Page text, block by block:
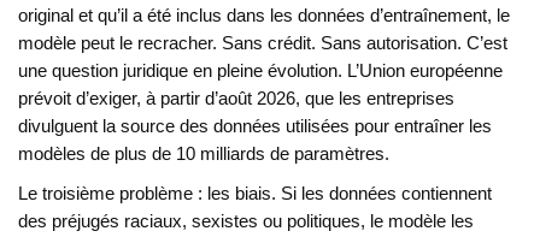
original et qu’il a été inclus dans les données d’entraînement, le
modèle peut le recracher. Sans crédit. Sans autorisation. C’est
une question juridique en pleine évolution. L’Union européenne
prévoit d’exiger, à partir d’août 2026, que les entreprises
divulguent la source des données utilisées pour entraîner les
modèles de plus de 10 milliards de paramètres.
Le troisième problème : les biais. Si les données contiennent
des préjugés raciaux, sexistes ou politiques, le modèle les